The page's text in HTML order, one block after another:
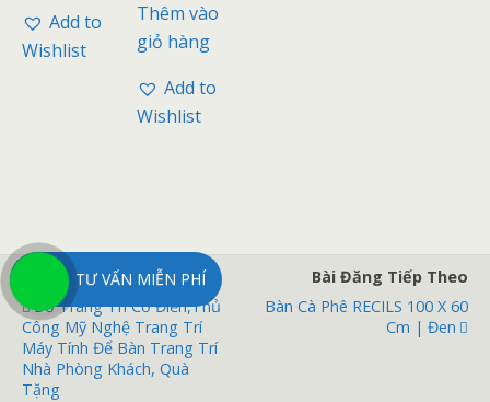
5
a
Add to
Wishlist
Thêm vào
giỏ hàng
Add to
Wishlist
Bài Đăng Trước
Đồ Trang Trí Cổ Điển,Thủ
Công Mỹ Nghệ Trang Trí
Máy Tính Để Bàn Trang Trí
Nhà Phòng Khách, Quà
Tặng
Bài Đăng Tiếp Theo
Bàn Cà Phê RECILS 100 X 60
Cm | Đen
TƯ VẤN MIỄN PHÍ